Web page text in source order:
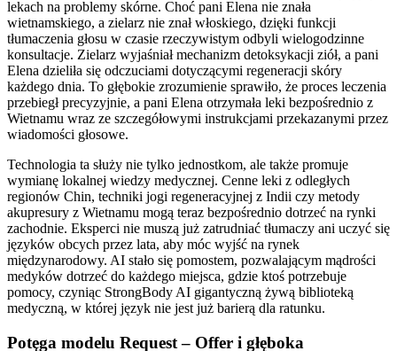
lekach na problemy skórne. Choć pani Elena nie znała
wietnamskiego, a zielarz nie znał włoskiego, dzięki funkcji
tłumaczenia głosu w czasie rzeczywistym odbyli wielogodzinne
konsultacje. Zielarz wyjaśniał mechanizm detoksykacji ziół, a pani
Elena dzieliła się odczuciami dotyczącymi regeneracji skóry
każdego dnia. To głębokie zrozumienie sprawiło, że proces leczenia
przebiegł precyzyjnie, a pani Elena otrzymała leki bezpośrednio z
Wietnamu wraz ze szczegółowymi instrukcjami przekazanymi przez
wiadomości głosowe.
Technologia ta służy nie tylko jednostkom, ale także promuje
wymianę lokalnej wiedzy medycznej. Cenne leki z odległych
regionów Chin, techniki jogi regeneracyjnej z Indii czy metody
akupresury z Wietnamu mogą teraz bezpośrednio dotrzeć na rynki
zachodnie. Eksperci nie muszą już zatrudniać tłumaczy ani uczyć się
języków obcych przez lata, aby móc wyjść na rynek
międzynarodowy. AI stało się pomostem, pozwalającym mądrości
medyków dotrzeć do każdego miejsca, gdzie ktoś potrzebuje
pomocy, czyniąc StrongBody AI gigantyczną żywą biblioteką
medyczną, w której język nie jest już barierą dla ratunku.
Potęga modelu Request – Offer i głęboka